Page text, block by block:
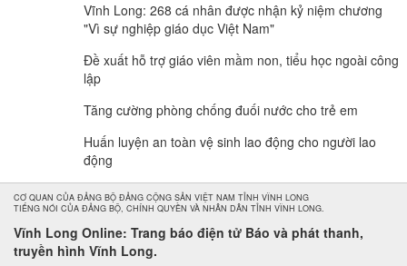
Vĩnh Long: 268 cá nhân được nhận kỷ niệm chương
"Vì sự nghiệp giáo dục Việt Nam"
Đề xuất hỗ trợ giáo viên mầm non, tiểu học ngoài công
lập
Tăng cường phòng chống đuối nước cho trẻ em
Huấn luyện an toàn vệ sinh lao động cho người lao
động
CƠ QUAN CỦA ĐẢNG BỘ ĐẢNG CỘNG SẢN VIỆT NAM TỈNH VĨNH LONG
TIẾNG NÓI CỦA ĐẢNG BỘ, CHÍNH QUYỀN VÀ NHÂN DÂN TỈNH VĨNH LONG.
Vĩnh Long Online: Trang báo điện tử Báo và phát thanh,
truyền hình Vĩnh Long.